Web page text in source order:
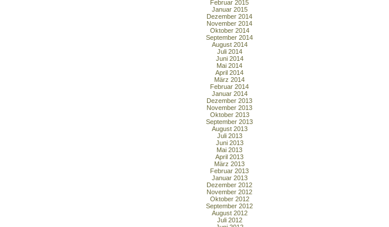
Februar 2015
Januar 2015
Dezember 2014
November 2014
Oktober 2014
September 2014
August 2014
Juli 2014
Juni 2014
Mai 2014
April 2014
März 2014
Februar 2014
Januar 2014
Dezember 2013
November 2013
Oktober 2013
September 2013
August 2013
Juli 2013
Juni 2013
Mai 2013
April 2013
März 2013
Februar 2013
Januar 2013
Dezember 2012
November 2012
Oktober 2012
September 2012
August 2012
Juli 2012